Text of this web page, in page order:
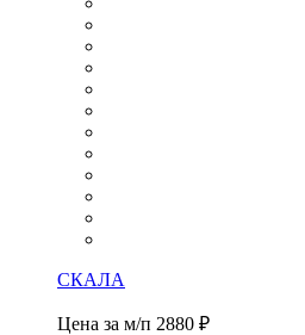
СКАЛА
Цена за м/п 2880 ₽